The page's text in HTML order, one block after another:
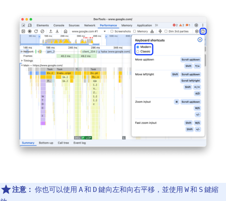
注意： 你也可以使用 A和 D鍵向左和向右平移，並使用 W和 S鍵縮